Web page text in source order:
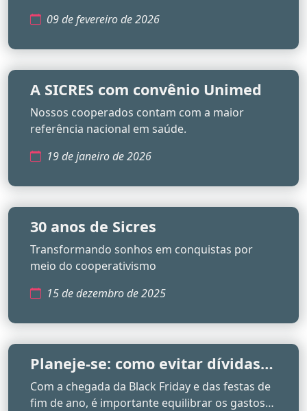
09 de fevereiro de 2026
A SICRES com convênio Unimed
Nossos cooperados contam com a maior
referência nacional em saúde.
19 de janeiro de 2026
30 anos de Sicres
Transformando sonhos em conquistas por
meio do cooperativismo
15 de dezembro de 2025
Planeje-se: como evitar dívidas
no início do ano e aproveitar
melhor o seu 13º salário
Com a chegada da Black Friday e das festas de
fim de ano, é importante equilibrar os gastos